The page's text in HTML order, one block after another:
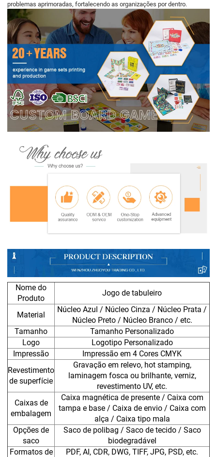
problemas aprimoradas, fortalecendo as organizações por dentro.
Nome do
Produto
Jogo de tabuleiro
Material
Núcleo Azul / Núcleo Cinza / Núcleo Prata /
Núcleo Preto / Núcleo Branco / etc.
Tamanho
Tamanho Personalizado
Logo
Logotipo Personalizado
Impressão
Impressão em 4 Cores CMYK
Revestimento
de superfície
Gravação em relevo, hot stamping,
laminagem fosca ou brilhante, verniz,
revestimento UV, etc.
Caixas de
embalagem
Caixa magnética de presente / Caixa com
tampa e base / Caixa de envio / Caixa com
alça / Caixa tipo mala
Opções de
saco
Saco de polibag / Saco de tecido / Saco
biodegradável
Formatos de
PDF, AI, CDR, DWG, TIFF, JPG, PSD, etc.